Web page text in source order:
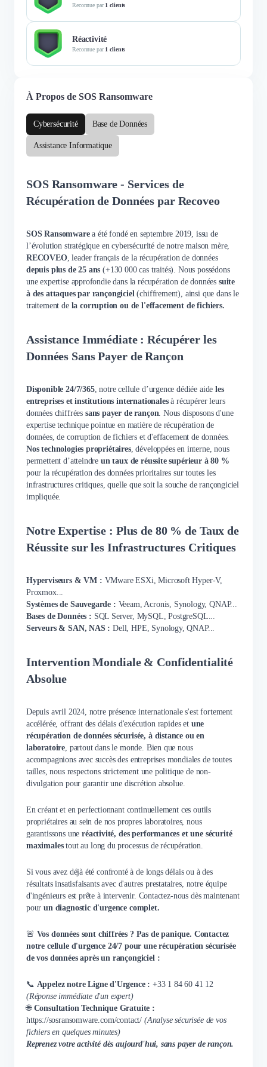
Reconnue par1 clients
Réactivité
Reconnue par1 clients
À Propos de SOS Ransomware
Cybersécurité Base de Données
Assistance Informatique
SOS Ransomware - Services de
Récupération de Données par Recoveo
SOS Ransomwarea été fondé en septembre 2019, issu de
l’évolution stratégique en cybersécurité de notre maison mère,
RECOVEO, leader français de la récupération de données
depuis plus de 25 ans (+130 000 cas traités). Nous possédons
une expertise approfondie dans la récupération de données suite
à des attaques par rançongiciel (chiffrement), ainsi que dans le
traitement de la corruption ou de l'effacement de fichiers.
Assistance Immédiate : Récupérer les
Données Sans Payer de Rançon
Disponible 24/7/365, notre cellule d’urgence dédiée aideles
entreprises et institutions internationalesà récupérer leurs
données chiffrées sans payer de rançon . Nous disposons d'une
expertise technique pointue en matière de récupération de
données, de corruption de fichiers et d'effacement de données.
Nos technologies propriétaires, développées en interne, nous
permettent d’atteindre un taux de réussite supérieur à 80 %
pour la récupération des données prioritaires sur toutes les
infrastructures critiques, quelle que soit la souche de rançongiciel
impliquée.
Notre Expertise : Plus de 80 % de Taux de
Réussite sur les Infrastructures Critiques
Hyperviseurs & VM : VMware ESXi, Microsoft Hyper-V,
Proxmox...
Systèmes de Sauvegarde : Veeam, Acronis, Synology, QNAP...
Bases de Données : SQL Server, MySQL, PostgreSQL...
Serveurs & SAN, NAS : Dell, HPE, Synology, QNAP...
Intervention Mondiale & Confidentialité
Absolue
Depuis avril 2024, notre présence internationale s'est fortement
accélérée, offrant des délais d'exécution rapides et une
récupération de données sécurisée, à distance ou en
laboratoire , partout dans le monde. Bien que nous
accompagnions avec succès des entreprises mondiales de toutes
tailles, nous respectons strictement une politique de non-
divulgation pour garantir une discrétion absolue.
En créant et en perfectionnant continuellement ces outils
propriétaires au sein de nos propres laboratoires, nous
garantissons uneréactivité, des performances et une sécurité
maximalestout au long du processus de récupération.
Si vous avez déjà été confronté à de longs délais ou à des
résultats insatisfaisants avec d'autres prestataires, notre équipe
d'ingénieurs est prête à intervenir. Contactez-nous dès maintenant
pourun diagnostic d'urgence complet.
🚨 Vos données sont chiffrées ? Pas de panique. Contactez
notre cellule d'urgence 24/7 pour une récupération sécurisée
de vos données après un rançongiciel :
📞 Appelez notre Ligne d'Urgence : +33 1 84 60 41 12
(Réponse immédiate d'un expert)
🌐 Consultation Technique Gratuite :
https://sosransomware.com/contact/ (Analyse sécurisée de vos
fichiers en quelques minutes)
Reprenez votre activité dès aujourd'hui, sans payer de rançon.